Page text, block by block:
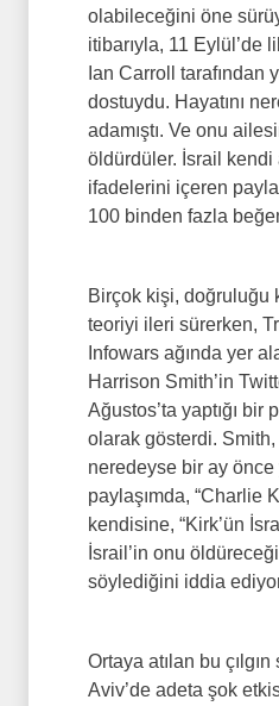
olabileceğini öne
itibarıyla, 11 Eylül’de
Ian Carroll tarafından
dostuydu. Hayatını
adamıştı. Ve onu
öldürdüler. İsrail kendi
ifadelerini içeren
100 binden fazla
Birçok kişi, doğruluğu
teoriyi ileri sürerken,
Infowars ağında yer
Harrison Smith’in
Ağustos’ta yaptığı bir
olarak gösterdi.
neredeyse bir ay önce
paylaşımda, “Charlie
kendisine, “Kirk’ün
İsrail’in onu
söylediğini iddia
Ortaya atılan bu
Aviv’de adeta şok